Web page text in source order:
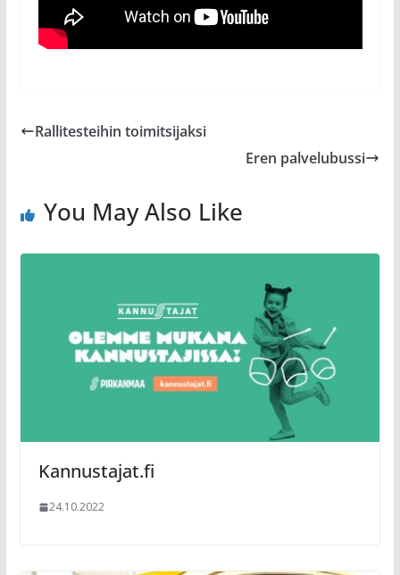
Rallitesteihin toimitsijaksi
Eren palvelubussi
You May Also Like
Kannustajat.fi
24.10.2022